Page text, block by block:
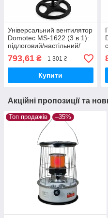
Універсальний вентилятор
Domotec MS-1622 (3 в 1):
підлоговий/настільний/
підвісний, 50 см
793,61 ₴ 1 301 ₴
Купити
Акційні пропозиції та
Топ продажів –35%